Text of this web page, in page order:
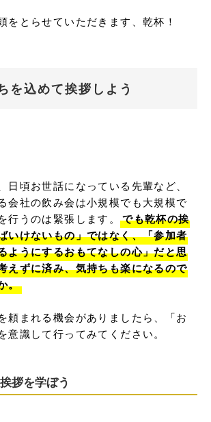
をとらせていただきます、乾杯！
を込めて挨拶しよう
日頃お世話になっている先輩など、
会社の飲み会は小規模でも大規模で
行うのは緊張します。でも乾杯の挨
いけないもの」ではなく、「参加者
ようにするおもてなしの心」だと思
えずに済み、気持ちも楽になるので
。
頼まれる機会がありましたら、「お
意識して行ってみてください。
拶を学ぼう